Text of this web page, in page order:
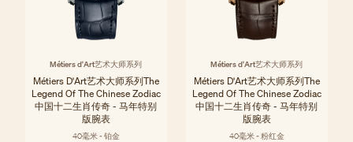
Métiers d'Art艺术大师系列
Métiers D'Art艺术大师系列The
Legend Of The Chinese Zodiac
中国十二生肖传奇 - 马年特别
版腕表
40毫米 - 铂金
Métiers d'Art艺术大师系列
Métiers D'Art艺术大师系列The
Legend Of The Chinese Zodiac
中国十二生肖传奇 - 马年特别
版腕表
40毫米 - 粉红金